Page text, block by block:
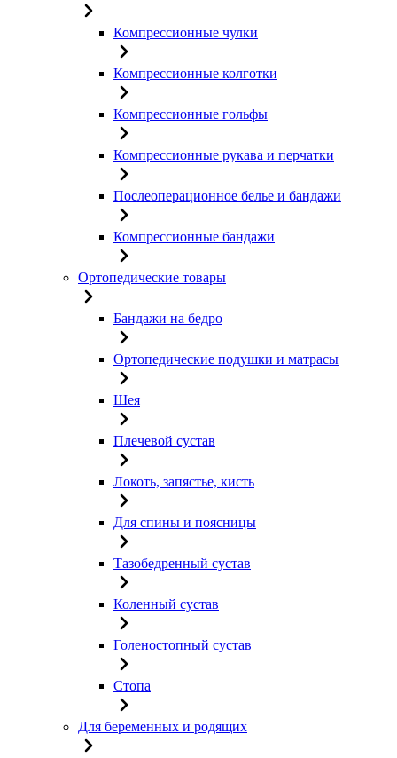
Компрессионные чулки
Компрессионные колготки
Компрессионные гольфы
Компрессионные рукава и перчатки
Послеоперационное белье и бандажи
Компрессионные бандажи
Ортопедические товары
Бандажи на бедро
Ортопедические подушки и матрасы
Шея
Плечевой сустав
Локоть, запястье, кисть
Для спины и поясницы
Тазобедренный сустав
Коленный сустав
Голеностопный сустав
Стопа
Для беременных и родящих